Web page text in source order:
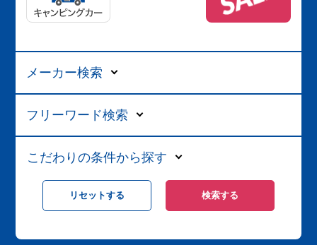
メーカー検索
フリーワード検索
こだわりの条件から探す